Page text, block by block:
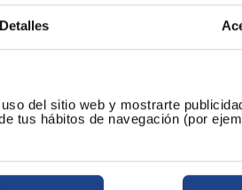
Detalles
del sitio web y mostrarte
tus hábitos de navegación (por
600